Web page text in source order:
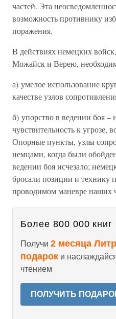
частей. Эта
возможность противнику
поражения.
В действиях немецких
Можайск и Верею,
а) умелое использование
качестве узлов
б) упорство в ведении боя –
чувствительность к угрозе,
Опорные пункты, узлы
немцами, когда были
ведении боя исчезало;
бросали позиции и технику
проводимом маневре наших
Более 800 000 книг
Получи 2 месяца
подарок и
чтением
ПОЛУЧИТЬ